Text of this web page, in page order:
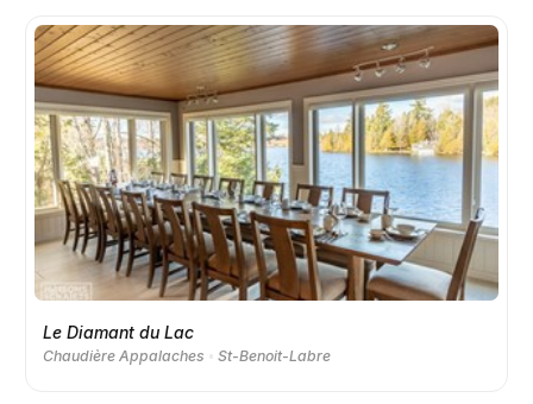
Le Diamant du Lac
Chaudière Appalaches St-Benoit-Labre